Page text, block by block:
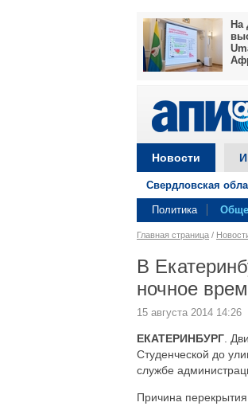
На
Новости
Свердловская
Политика
Главная страница /
В
ночное
15 августа 2014 14:26
ЕКАТЕРИНБУРГ .
Студенческой до
службе
Причина